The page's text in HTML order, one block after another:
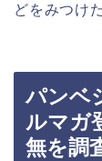
どをみつけ
パンベ
ルマガ
無を調